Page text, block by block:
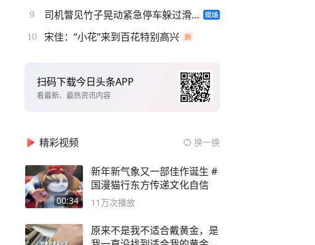
9 司机瞥见竹子晃动紧急停车躲过滑坡
10 宋佳：“小花”来到百花特别高兴
扫码下载今日头条APP
看最新、最热资讯内容
精彩视频 换一换
00:34
新年新气象又一部佳作诞生 #
国漫猫行东方传递文化自信
11万次播放
原来不是我不适合戴黄金，是